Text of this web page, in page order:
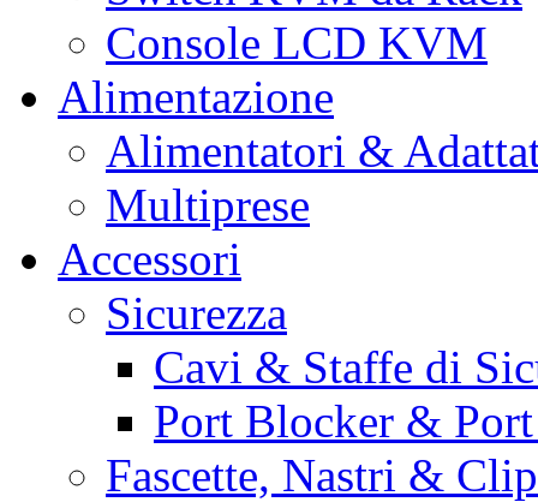
Console LCD KVM
Alimentazione
Alimentatori &
Multiprese
Accessori
Sicurezza
Cavi & Staffe di
Port Blocker &
Fascette, Nastri &